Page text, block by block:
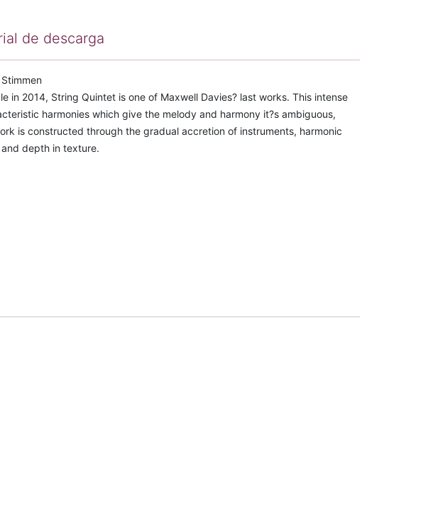
de descarga
in 2014, String Quintet is one of Maxwell Davies? last works. This intense
harmonies which give the melody and harmony it?s ambiguous,
is constructed through the gradual accretion of instruments, harmonic
depth in texture.